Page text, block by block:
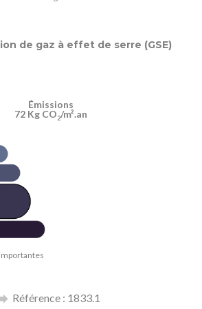
de gaz à effet de serre (GSE)
Émissions
72 Kg CO2/m².an
Référence : 1833.1